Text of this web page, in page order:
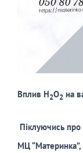
Вплив Н2О2 на
Піклуючись
МЦ